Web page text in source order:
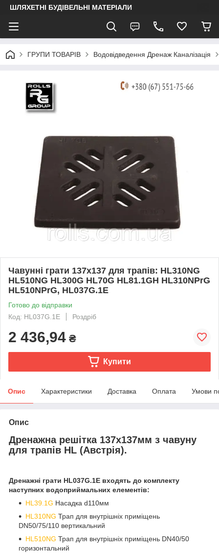
ШЛЯХЕТНІ БУДІВЕЛЬНІ МАТЕРІАЛИ
ГРУПИ ТОВАРІВ Водовідведення Дренаж Каналізація
Чавунні грати 137х137 для трапів: HL310NG
HL510NG HL300G HL70G HL81.1GH HL310NPrG
HL510NPrG, HL037G.1E
Готово до відправки
Код: HL037G.1E
Роздріб
2 436,94 ₴
Купити
Опис Характеристики Доставка Оплата Умови
Опис
Дренажна решітка 137х137мм з чавуну
для трапів HL (Австрія).
Дренажні грати HL037G.1E входять до комплекту
наступних водоприймальних елементів:
HL39.1G Насадка d110мм
HL310NG Трап для внутрішніх приміщень
DN50/75/110 вертикальний
HL510NG Трап для внутрішніх приміщень DN40/50
горизонтальний